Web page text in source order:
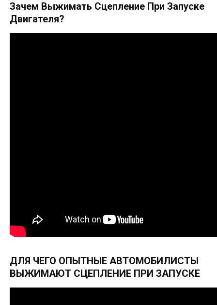
Зачем Выжимать Сцепление При Запуске
Двигателя?
ДЛЯ ЧЕГО ОПЫТНЫЕ АВТОМОБИЛИСТЫ
ВЫЖИМАЮТ СЦЕПЛЕНИЕ ПРИ ЗАПУСКЕ